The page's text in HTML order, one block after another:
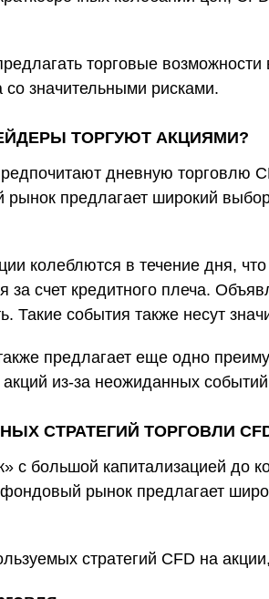
торговые
значительными рисками.
ТОРГУЮТ АКЦИЯМИ?
дневную торговлю
предлагает широкий
колеблются в течение дня,
за счет кредитного плеча.
Такие события также несут
предлагает еще одно
из-за неожиданных
СТРАТЕГИЙ ТОРГОВЛИ
с большой капитализацией до
рынок предлагает
стратегий CFD на